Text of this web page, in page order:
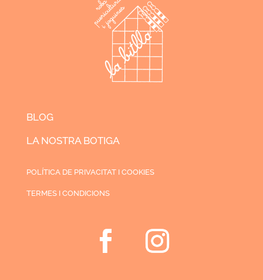
BLOG
LA NOSTRA BOTIGA
POLÍTICA DE PRIVACITAT I COOKIES
TERMES I CONDICIONS